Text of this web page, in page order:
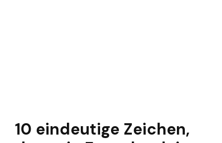
10 eindeutige Zeichen,